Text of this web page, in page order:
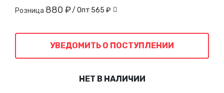
Розница 880 ₽/ Опт 565 ₽
УВЕДОМИТЬ О ПОСТУПЛЕНИИ
НЕТ В НАЛИЧИИ